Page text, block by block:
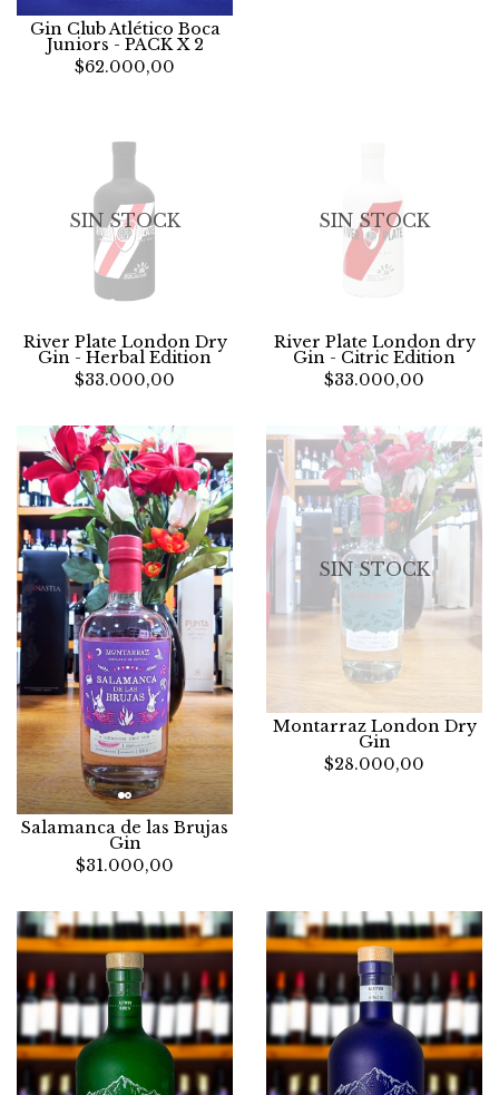
Gin Club Atlético Boca
Juniors - PACK X 2
$62.000,00
SIN STOCK
River Plate London Dry
Gin - Herbal Edition
$33.000,00
SIN STOCK
River Plate London dry
Gin - Citric Edition
$33.000,00
Salamanca de las Brujas
Gin
$31.000,00
SIN STOCK
Montarraz London Dry
Gin
$28.000,00